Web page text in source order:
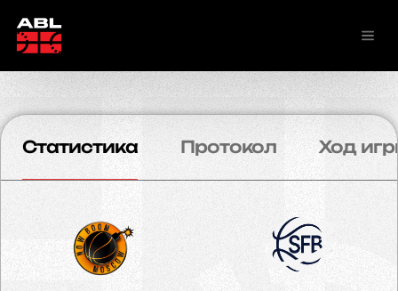
Статистика Протокол Ход